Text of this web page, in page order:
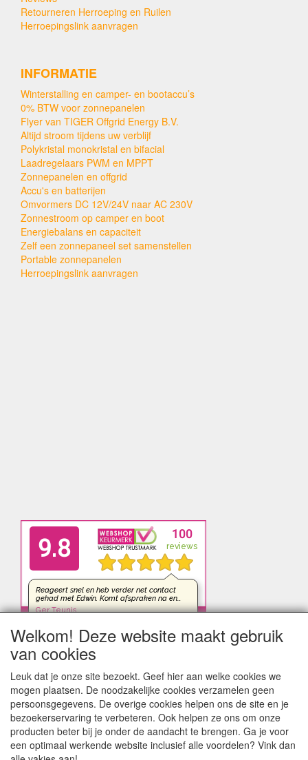
Retourneren Herroeping en Ruilen
Herroepingslink aanvragen
INFORMATIE
Winterstalling en camper- en bootaccu’s
0% BTW voor zonnepanelen
Flyer van TIGER Offgrid Energy B.V.
Altijd stroom tijdens uw verblijf
Polykristal monokristal en bifacial
Laadregelaars PWM en MPPT
Zonnepanelen en offgrid
Accu's en batterijen
Omvormers DC 12V/24V naar AC 230V
Zonnestroom op camper en boot
Energiebalans en capaciteit
Zelf een zonnepaneel set samenstellen
Portable zonnepanelen
Herroepingslink aanvragen
Welkom! Deze website maakt gebruik
van cookies
Leuk dat je onze site bezoekt. Geef hier aan welke cookies we
mogen plaatsen. De noodzakelijke cookies verzamelen geen
persoonsgegevens. De overige cookies helpen ons de site en je
bezoekerservaring te verbeteren. Ook helpen ze ons om onze
producten beter bij je onder de aandacht te brengen. Ga je voor
een optimaal werkende website inclusief alle voordelen? Vink dan